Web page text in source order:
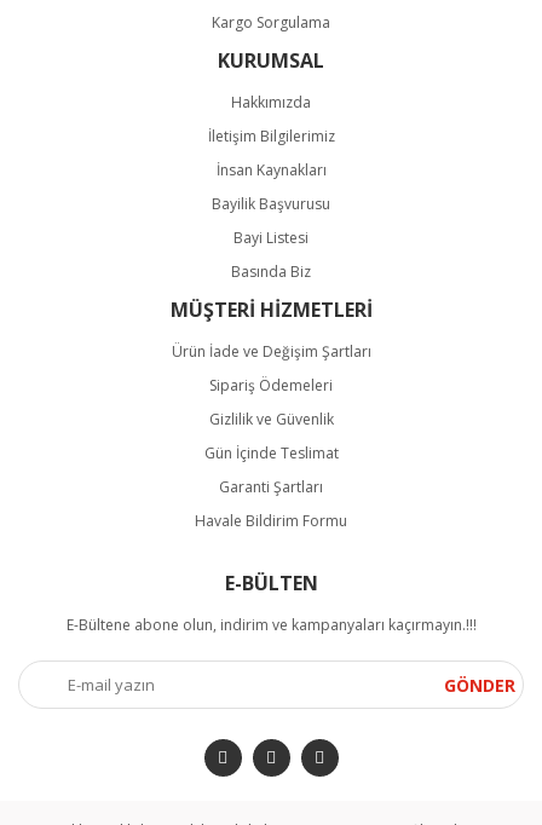
Kargo Sorgulama
KURUMSAL
Hakkımızda
İletişim Bilgilerimiz
İnsan Kaynakları
Bayilik Başvurusu
Bayi Listesi
Basında Biz
MÜŞTERİ HİZMETLERİ
Ürün İade ve Değişim Şartları
Sipariş Ödemeleri
Gizlilik ve Güvenlik
Gün İçinde Teslimat
Garanti Şartları
Havale Bildirim Formu
E-BÜLTEN
E-Bültene abone olun, indirim ve kampanyaları kaçırmayın.!!!
GÖNDER